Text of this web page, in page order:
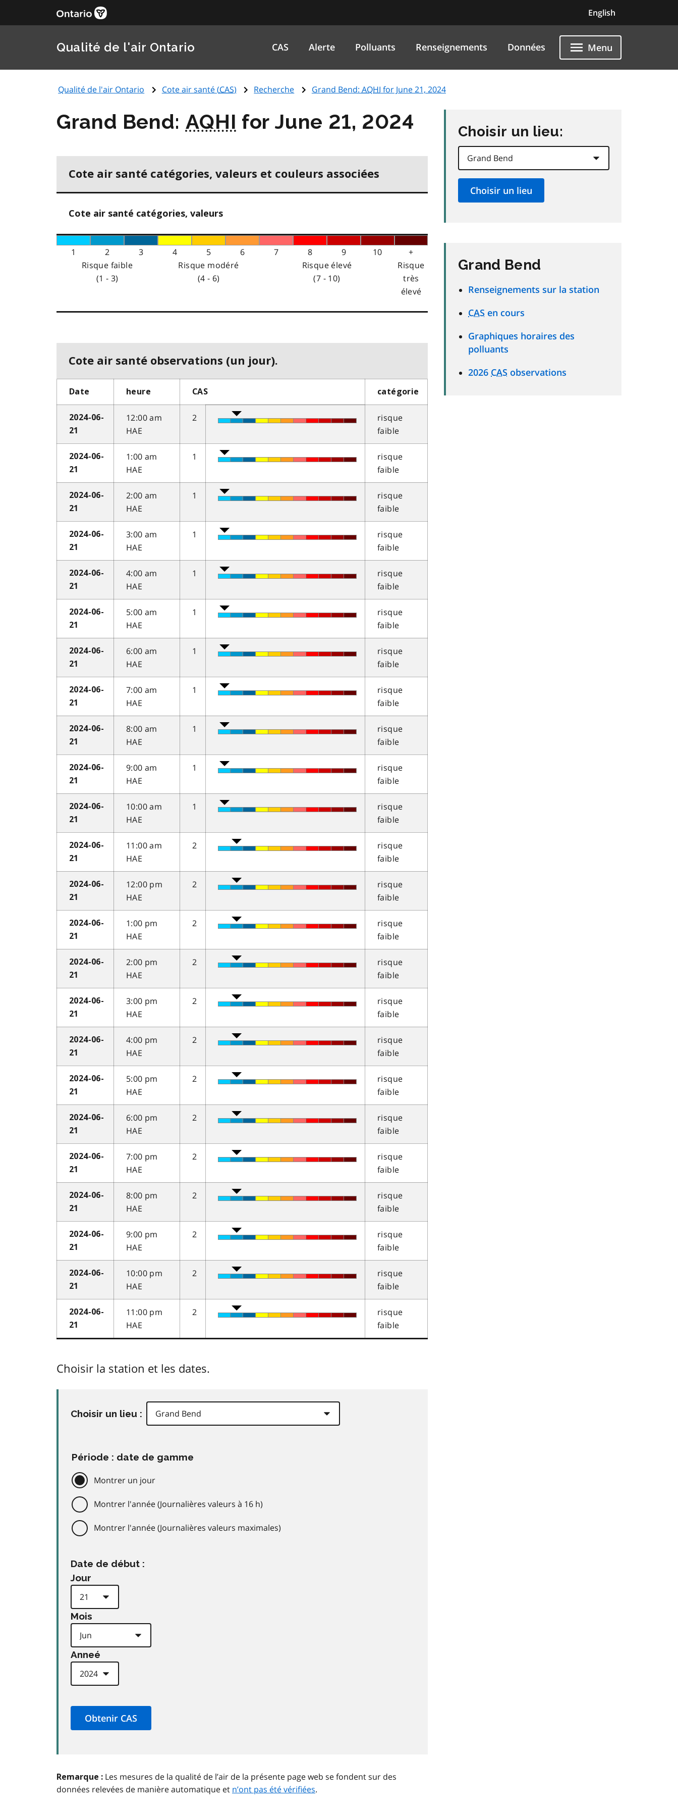
English
Qualité de l'air Ontario CAS Alerte Polluants Renseignements Données Menu
Qualité de l'air Ontario Cote air santé (CAS) Recherche Grand Bend: AQHI for June 21, 2024
Grand Bend: AQHI for June 21, 2024
Cote air santé catégories, valeurs et couleurs associées
Cote air santé catégories, valeurs
1 2 3 4 5 6 7 8 9 10
+
Risque faible
(1 - 3)
Risque modéré
(4 - 6)
Risque élevé
(7 - 10)
Risque
très
élevé
Cote air santé observations (un jour).
Date heure CAS catégorie
2024-06-
21
12:00 am
HAE
2
risque
faible
2024-06-
21
1:00 am
HAE
1
risque
faible
2024-06-
21
2:00 am
HAE
1
risque
faible
2024-06-
21
3:00 am
HAE
1
risque
faible
2024-06-
21
4:00 am
HAE
1
risque
faible
2024-06-
21
5:00 am
HAE
1
risque
faible
2024-06-
21
6:00 am
HAE
1
risque
faible
2024-06-
21
7:00 am
HAE
1
risque
faible
2024-06-
21
8:00 am
HAE
1
risque
faible
2024-06-
21
9:00 am
HAE
1
risque
faible
2024-06-
21
10:00 am
HAE
1
risque
faible
2024-06-
21
11:00 am
HAE
2
risque
faible
2024-06-
21
12:00 pm
HAE
2
risque
faible
2024-06-
21
1:00 pm
HAE
2
risque
faible
2024-06-
21
2:00 pm
HAE
2
risque
faible
2024-06-
21
3:00 pm
HAE
2
risque
faible
2024-06-
21
4:00 pm
HAE
2
risque
faible
2024-06-
21
5:00 pm
HAE
2
risque
faible
2024-06-
21
6:00 pm
HAE
2
risque
faible
2024-06-
21
7:00 pm
HAE
2
risque
faible
2024-06-
21
8:00 pm
HAE
2
risque
faible
2024-06-
21
9:00 pm
HAE
2
risque
faible
2024-06-
21
10:00 pm
HAE
2
risque
faible
2024-06-
21
11:00 pm
HAE
2
risque
faible
Choisir la station et les dates.
Choisir un lieu :
Période : date de gamme
Montrer un jour
Montrer l'année (Journalières valeurs à 16 h)
Montrer l'année (Journalières valeurs maximales)
Date de début :
Jour
Mois
Anneé
Remarque : Les mesures de la qualité de l’air de la présente page web se fondent sur des
données relevées de manière automatique et n’ont pas été vérifiées.
Choisir un lieu:
Grand Bend
Renseignements sur la station
CAS en cours
Graphiques horaires des
polluants
2026 CAS observations